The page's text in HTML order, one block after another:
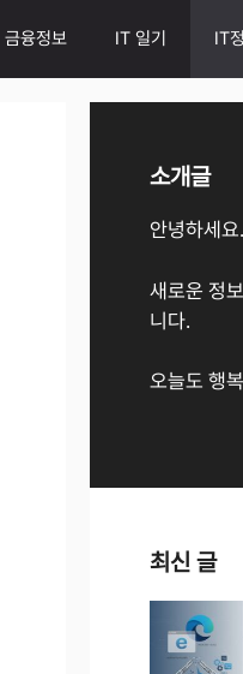
금융정보 IT 일기 IT
소개글
안녕하세
새로운 정
니다.
오늘도 행
최신 글